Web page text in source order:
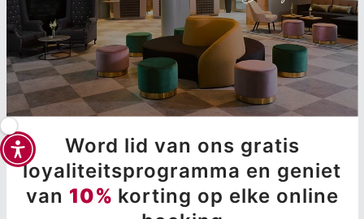
Word lid van ons gratis
loyaliteitsprogramma en geniet
van 10% korting op elke online